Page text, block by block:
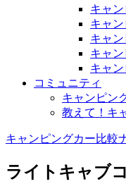
キャ
キャ
キャ
キャ
キャ
コミュニティ
キャンピン
教えて！キ
キャンピングカー比較
ライトキャブ